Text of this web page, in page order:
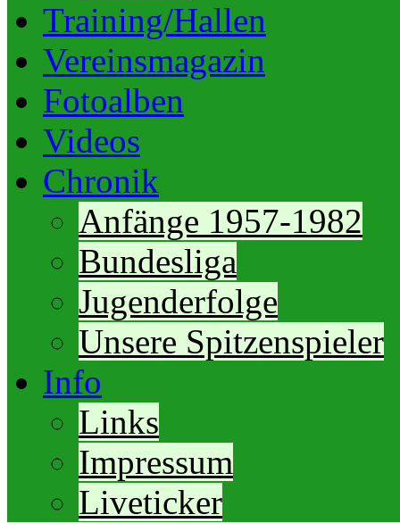
Training/Hallen
Vereinsmagazin
Fotoalben
Videos
Chronik
Anfänge 1957-1982
Bundesliga
Jugenderfolge
Unsere Spitzenspieler
Info
Links
Impressum
Liveticker